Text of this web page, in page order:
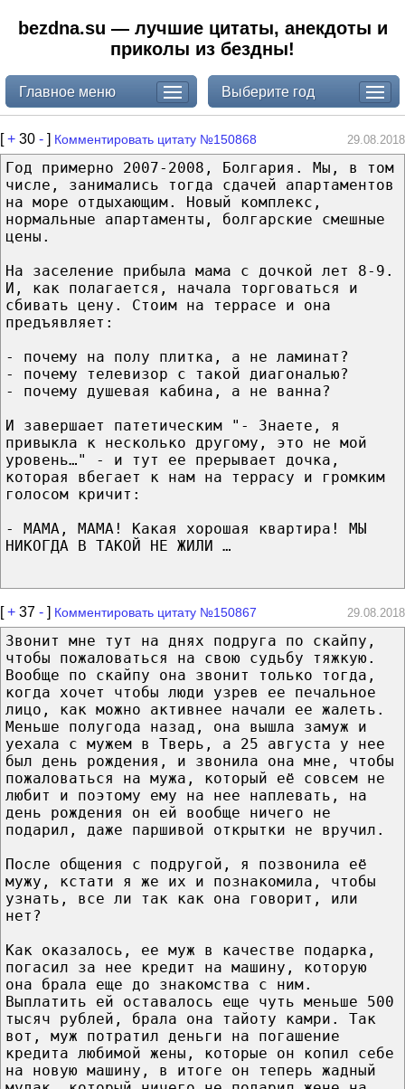
bezdna.su — лучшие цитаты, анекдоты и
приколы из бездны!
Главное меню Выберите год
[+ 30 - ] Комментировать цитату №150868 29.08.2018
Год примерно 2007-2008, Болгария. Мы, в том
числе, занимались тогда сдачей апартаментов
на море отдыхающим. Новый комплекс,
нормальные апартаменты, болгарские смешные
цены.
На заселение прибыла мама с дочкой лет 8-9.
И, как полагается, начала торговаться и
сбивать цену. Стоим на террасе и она
предъявляет:
- почему на полу плитка, а не ламинат?
- почему телевизор с такой диагональю?
- почему душевая кабина, а не ванна?
И завершает патетическим "- Знаете, я
привыкла к несколько другому, это не мой
уровень…" - и тут ее прерывает дочка,
которая вбегает к нам на террасу и громким
голосом кричит:
- МАМА, МАМА! Какая хорошая квартира! МЫ
НИКОГДА В ТАКОЙ НЕ ЖИЛИ …
[+ 37 - ] Комментировать цитату №150867 29.08.2018
Звонит мне тут на днях подруга по скайпу,
чтобы пожаловаться на свою судьбу тяжкую.
Вообще по скайпу она звонит только тогда,
когда хочет чтобы люди узрев ее печальное
лицо, как можно активнее начали ее жалеть.
Меньше полугода назад, она вышла замуж и
уехала с мужем в Тверь, а 25 августа у нее
был день рождения, и звонила она мне, чтобы
пожаловаться на мужа, который её совсем не
любит и поэтому ему на нее наплевать, на
день рождения он ей вообще ничего не
подарил, даже паршивой открытки не вручил.
После общения с подругой, я позвонила её
мужу, кстати я же их и познакомила, чтобы
узнать, все ли так как она говорит, или
нет?
Как оказалось, ее муж в качестве подарка,
погасил за нее кредит на машину, которую
она брала еще до знакомства с ним.
Выплатить ей оставалось еще чуть меньше 500
тысяч рублей, брала она тайоту камри. Так
вот, муж потратил деньги на погашение
кредита любимой жены, которые он копил себе
на новую машину, в итоге он теперь жадный